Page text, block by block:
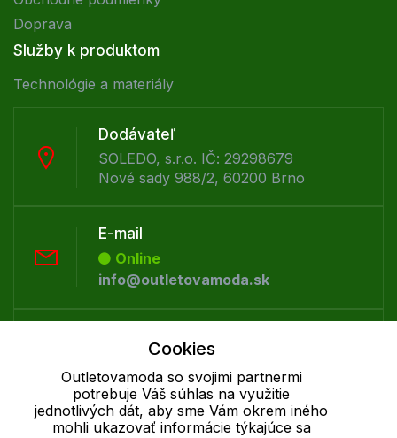
Doprava
Služby k produktom
Technológie a materiály
Dodávateľ
SOLEDO, s.r.o. IČ: 29298679
Nové sady 988/2, 60200 Brno
E-mail
Online
info@outletovamoda.sk
Offline
+421 277 270 055
Cookie - podrobné nastavenie| Ďalšie informácie|Spracovanie
Cookies
Outletovamoda so svojimi partnermi
potrebuje Váš súhlas na využitie
jednotlivých dát, aby sme Vám okrem iného
mohli ukazovať informácie týkajúce sa